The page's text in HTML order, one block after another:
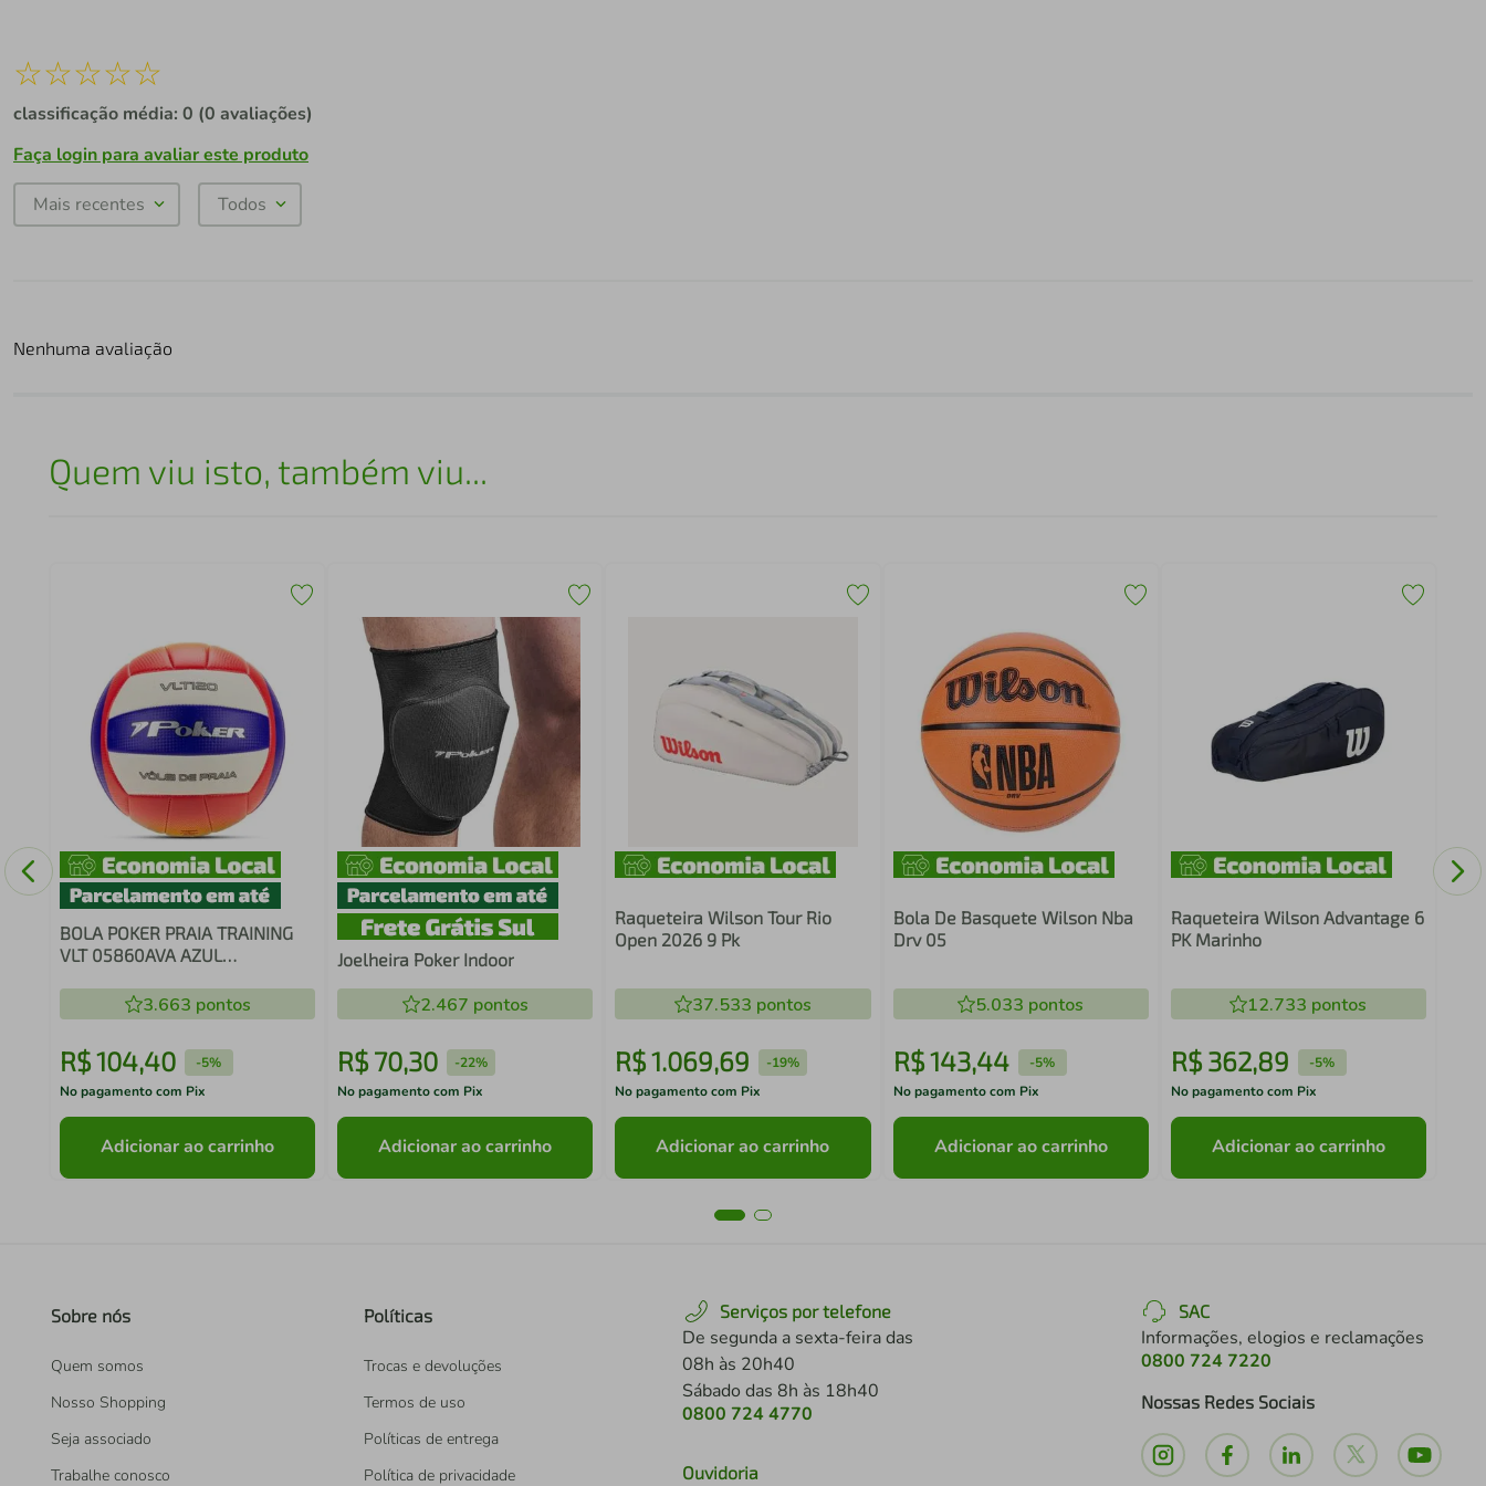
☆☆☆☆☆
classificação média: 0 (0 avaliações)
Faça login para avaliar este produto
Mais recentes Todos
Nenhuma avaliação
Quem viu isto, também viu...
BOLA POKER PRAIA TRAINING
VLT 05860AVA AZUL
3.663 pontos
R$104,40 -5%
No pagamento com Pix
Adicionar ao carrinho
Joelheira Poker Indoor
2.467 pontos
R$ 70,30 -22%
No pagamento com Pix
Adicionar ao carrinho
Raqueteira Wilson Tour Rio
Open 2026 9 Pk
37.533 pontos
R$1.069,69 -19%
No pagamento com Pix
Adicionar ao carrinho
Bola De Basquete Wilson Nba
Drv 05
5.033 pontos
R$143,44 -5%
No pagamento com Pix
Adicionar ao carrinho
Raqueteira Wilson Advantage 6
PK Marinho
12.733 pontos
R$ 362,89 -5%
No pagamento com Pix
Adicionar ao carrinho
Sobre nós
Quem somos
Nosso Shopping
Seja associado
Trabalhe conosco
Políticas
Trocas e devoluções
Termos de uso
Políticas de entrega
Política de privacidade
Serviços por telefone
De segunda a sexta-feira das
08h às 20h40
Sábado das 8h às 18h40
0800 724 4770
Ouvidoria
SAC
Informações, elogios e reclamações
0800 724 7220
Nossas Redes Sociais